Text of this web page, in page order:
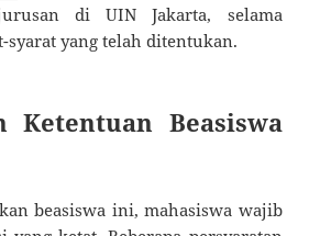
di UIN Jakarta, selama
syarat yang telah ditentukan.
Ketentuan Beasiswa
beasiswa ini, mahasiswa wajib